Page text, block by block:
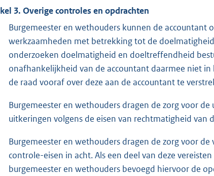
3. Overige controles en opdrachten
Burgemeester en wethouders kunnen de accountant
werkzaamheden met betrekking tot de
onderzoeken doelmatigheid en doeltreffendheid
onafhankelijkheid van de accountant daarmee niet
de raad vooraf over deze aan de accountant te
Burgemeester en wethouders dragen de zorg voor
uitkeringen volgens de eisen van rechtmatigheid van
Burgemeester en wethouders dragen de zorg voor
controle-eisen in acht. Als een deel van deze
burgemeester en wethouders bevoegd hiervoor de